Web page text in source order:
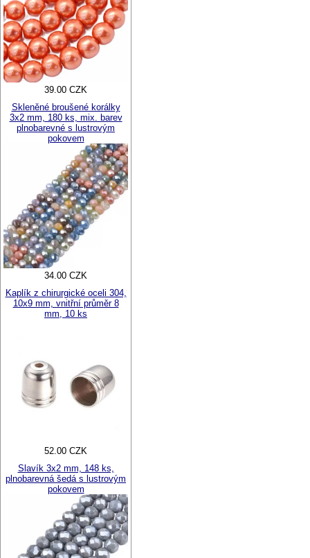
39.00 CZK
Skleněné broušené korálky
3x2 mm, 180 ks, mix. barev
plnobarevné s lustrovým
pokovem
34.00 CZK
Kaplík z chirurgické oceli 304,
10x9 mm, vnitřní průměr 8
mm, 10 ks
52.00 CZK
Slavík 3x2 mm, 148 ks,
plnobarevná šedá s lustrovým
pokovem